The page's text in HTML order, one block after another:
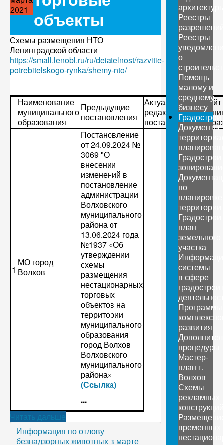
2021
объекты
Схемы размещения НТО
Ленинградской области
https://small.lenobl.ru/ru/deiatelnost/razvitie-
potrebitelskogo-rynka/shemy-nto/
Наименование
муниципального
образования
Предыдущие
постановления
Актуальная
редакция
постановления
Сайт
1
МО город
Волхов
Постановление
от 24.09.2024 №
3069 "О
внесении
изменений в
постановление
администрации
Волховского
муниципального
района от
13.06.2024 года
№1937 «Об
утверждении
схемы
размещения
нестационарных
торговых
объектов на
территории
муниципального
образования
город Волхов
Волховского
муниципального
района»
(Ссылка)
...
Читать дальше
Информация по отлову
безнадзорных животных в марте
Реестры
Реестры
о
Помощь
малому и
среднему
бизнесу
Документы
по
планировке
территории
план
земельного
участка
системы
в сфере
Программы
развития
процедуры
Мастер-
план г.
Волхов
Схемы
рекламных
конструкций
временных